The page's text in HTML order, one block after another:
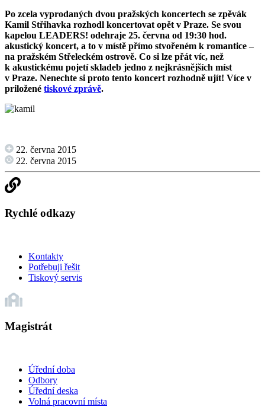
Po zcela vyprodaných dvou pražských koncertech se zpěvák
Kamil Střihavka rozhodl koncertovat opět v Praze. Se svou
kapelou LEADERS! odehraje 25. června od 19:30 hod.
akustický koncert, a to v místě přímo stvořeném k romantice –
na pražském Střeleckém ostrově. Co si lze přát víc, než
k akustickému pojetí skladeb jedno z nejkrásnějších míst
v Praze. Nenechte si proto tento koncert rozhodně ujít! Více v
priložené tiskové zprávě.
22. června 2015
22. června 2015
Rychlé odkazy
Kontakty
Potřebuji řešit
Tiskový servis
Magistrát
Úřední doba
Odbory
Úřední deska
Volná pracovní místa